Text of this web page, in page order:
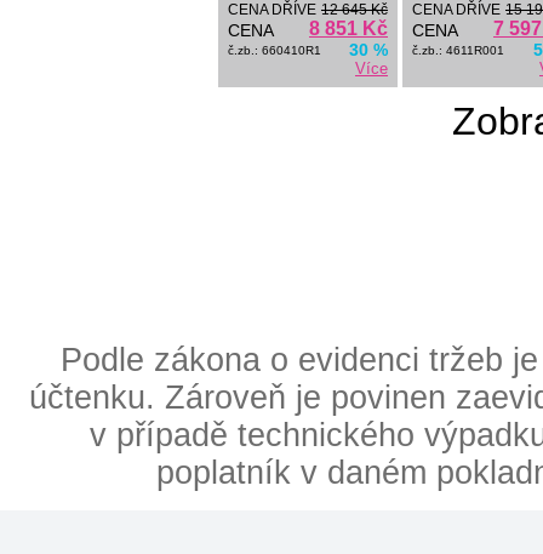
CENA DŘÍVE 12 645 Kč
CENA 8 851 Kč
č.zb.: 660410R1 30 %
Více
CENA DŘÍVE 15
CENA 7
č.zb.: 4611R001
Podle zákona o evidenci tržeb
účtenku. Zároveň je povinen
v případě technického
poplatník v daném